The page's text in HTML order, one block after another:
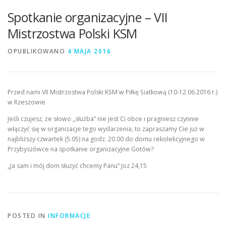
Spotkanie organizacyjne – VII
Mistrzostwa Polski KSM
OPUBLIKOWANO 4 MAJA 2016
Przed nami VII Mistrzostwa Polski KSM w Piłkę Siatkową (10-12.06.2016 r.)
w Rzeszowie
Jeśli czujesz, że słowo „służba” nie jest Ci obce i pragniesz czynnie
włączyć się w organizacje tego wydarzenia, to zapraszamy Cie już w
najbliższy czwartek (5.05) na godz. 20.00 do domu rekolekcyjnego w
Przybyszówce na spotkanie organizacyjne Gotów?
„Ja sam i mój dom służyć chcemy Panu” Joz 24,15
POSTED IN INFORMACJE